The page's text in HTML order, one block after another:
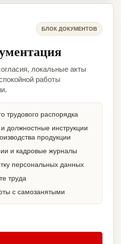
БЛОК ДОКУМЕНТОВ
локальные акты
работы
трудового распорядка
должностные инструкции
продукции
и кадровые журналы
персональных данных
труда
с самозанятыми